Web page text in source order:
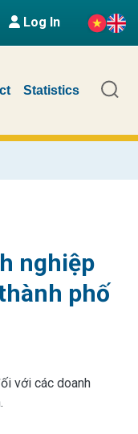
Log In
Statistics
nghiệp
phố
với các doanh